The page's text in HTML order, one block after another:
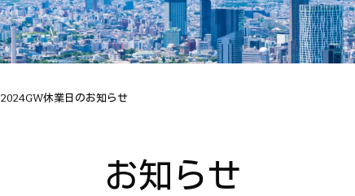
2024GW休業日のお知らせ
お知らせ